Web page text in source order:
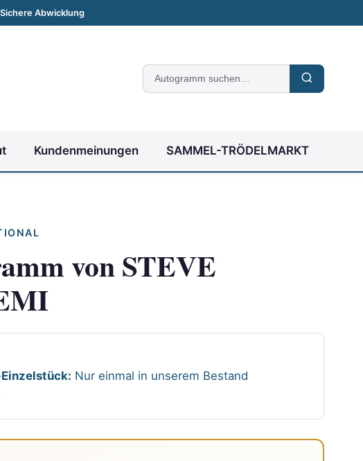
Sichere Abwicklung
Suche
nach
Kundenmeinungen SAMMEL-TRÖDELMARKT
von STEVE
Nur einmal in unserem Bestand